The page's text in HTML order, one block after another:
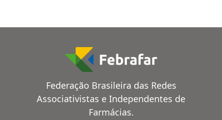
Federação Brasileira das Redes
Associativistas e Independentes de
Farmácias.